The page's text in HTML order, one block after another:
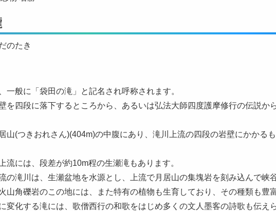
のたき
一般に「袋田の滝」と記名され呼称されます。
を四段に落下するところから、あるいは弘法大師四度護摩修行の伝説か
山(つきおれさん)(404m)の中腹にあり、滝川上流の四段の岩壁にかかる
流には、段差が約10m程の生瀬滝もあります。
の滝川は、生瀬盆地を水源とし、上流で月居山の集塊岩を刻み込んで峡
山角礫岩のこの地には、また特有の植物も生育しており、その種類も豊富
変化する滝には、歌僧西行の和歌をはじめ多くの文人墨客の詩歌も伝え